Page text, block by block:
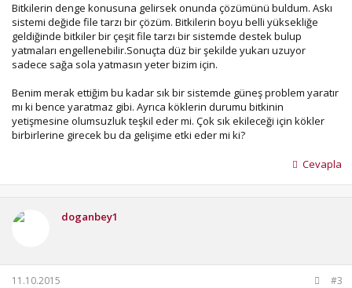
Bitkilerin denge konusuna gelirsek onunda çözümünü buldum. Askı
sistemi değide file tarzı bir çözüm. Bitkilerin boyu belli yüksekliğe
geldiğinde bitkiler bir çeşit file tarzı bir sistemde destek bulup
yatmaları engellenebilir.Sonuçta düz bir şekilde yukarı uzuyor
sadece sağa sola yatmasın yeter bizim için.
Benim merak ettiğim bu kadar sık bir sistemde güneş problem yaratır
mı ki bence yaratmaz gibi. Ayrıca köklerin durumu bitkinin
yetişmesine olumsuzluk teşkil eder mi. Çok sık ekileceği için kökler
birbirlerine girecek bu da gelişime etki eder mi ki?
Cevapla
doganbey1
11.10.2015 #3